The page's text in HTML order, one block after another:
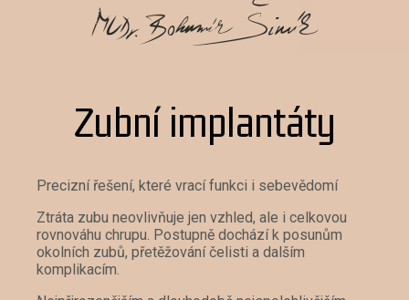
Zubní implantáty
Precizní řešení, které vrací funkci i sebevědomí
Ztráta zubu neovlivňuje jen vzhled, ale i celkovou
rovnováhu chrupu. Postupně dochází k posunům
okolních zubů, přetěžování čelisti a dalším
komplikacím.